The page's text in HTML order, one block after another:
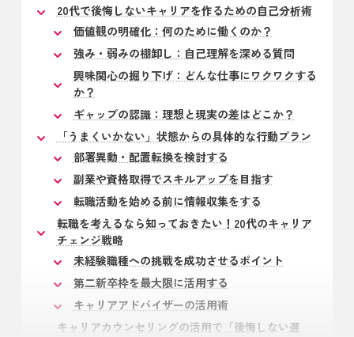
20代で後悔しないキャリアを作るための自己分析術
価値観の明確化：何のために働くのか？
強み・弱みの棚卸し：自己理解を深める質問
興味関心の掘り下げ：どんな仕事にワクワクする
か？
ギャップの認識：理想と現実の差はどこか？
「うまくいかない」状態からの具体的な行動プラン
部署異動・配置転換を検討する
副業や資格取得でスキルアップを目指す
転職活動を始める前に情報収集をする
転職を考えるなら知っておきたい！20代のキャリア
チェンジ戦略
未経験職種への挑戦を成功させるポイント
第二新卒枠を最大限に活用する
キャリアアドバイザーの活用術
キャリアカウンセリングの活用で「後悔しない選